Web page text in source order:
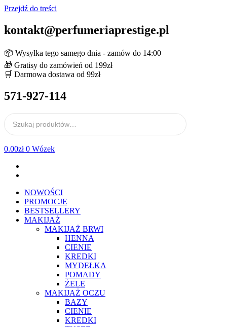
Przejdź do treści
kontakt@perfumeriaprestige.pl
📦 Wysyłka tego samego dnia - zamów do 14:00
🎁 Gratisy do zamówień od 199zł
🛒 Darmowa dostawa od 99zł
571-927-114
0.00zł 0 Wózek
NOWOŚCI
PROMOCJE
BESTSELLERY
MAKIJAŻ
MAKIJAŻ BRWI
HENNA
CIENIE
KREDKI
MYDEŁKA
POMADY
ŻELE
MAKIJAŻ OCZU
BAZY
CIENIE
KREDKI